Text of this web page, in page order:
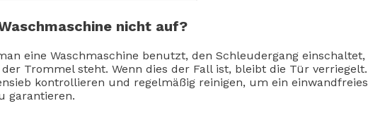
nicht auf?
eine Waschmaschine benutzt, den Schleudergang einschaltet,
Trommel steht. Wenn dies der Fall ist, bleibt die Tür verriegelt.
kontrollieren und regelmäßig reinigen, um ein einwandfreies
garantieren.